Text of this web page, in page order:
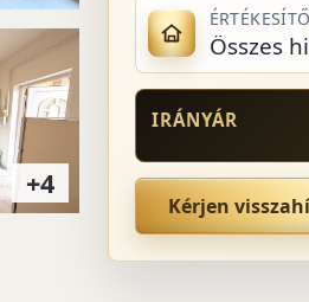
+4
Összes
IRÁNYÁR
Kérjen